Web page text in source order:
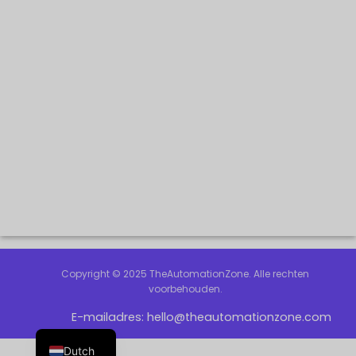
Copyright © 2025 TheAutomationZone. Alle rechten
voorbehouden.
E-mailadres: hello@theautomationzone.com
Dutch